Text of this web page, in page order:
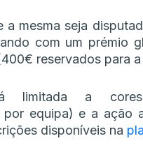
mesma seja
com um prémio
reservados para
limitada a
por equipa) e a ação
disponíveis na